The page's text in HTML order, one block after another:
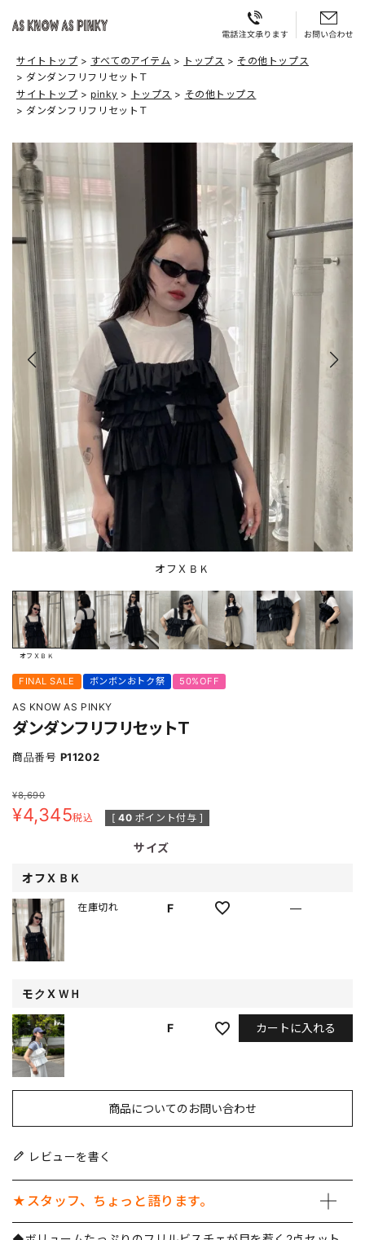
サイトトップ すべてのアイテム トップス
その他トップス
ダンダンフリフリセットＴ
サイトトップ
pinky トップス
その他トップス
ダンダンフリフリセットＴ
オフＸＢＫ
オフＸＢＫ
FINAL SALE ボンボンおトク祭 50%OFF
AS KNOW AS PINKY
ダンダンフリフリセットＴ
商品番号 P11202
¥8,690
¥4,345税込 [ 40 ポイント付与 ]
サイズ
オフＸＢＫ
F
在庫切れ —
モクＸＷＨ
F カートに入れる
商品についてのお問い合わせ
レビューを書く
★スタッフ、ちょっと語ります。